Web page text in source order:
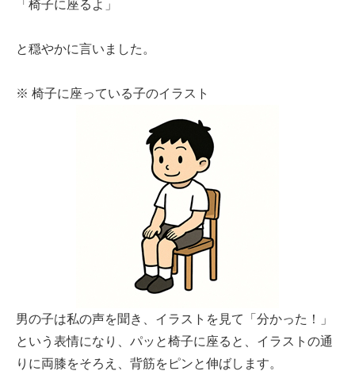
「椅子に座るよ」
と穏やかに言いました。
※ 椅子に座っている子のイラスト
男の子は私の声を聞き、イラストを見て「分かった！」
という表情になり、パッと椅子に座ると、イラストの通
りに両膝をそろえ、背筋をピンと伸ばします。